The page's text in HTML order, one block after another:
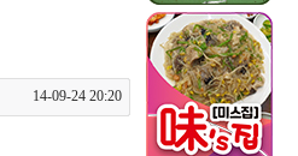
14-09-24 20:20